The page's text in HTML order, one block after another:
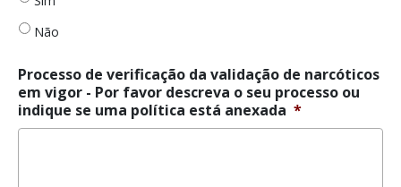
de
narcóticos
em
vigor *
Não
Processo de verificação da validação de narcóticos
em vigor - Por favor descreva o seu processo ou
indique se uma política está anexada *